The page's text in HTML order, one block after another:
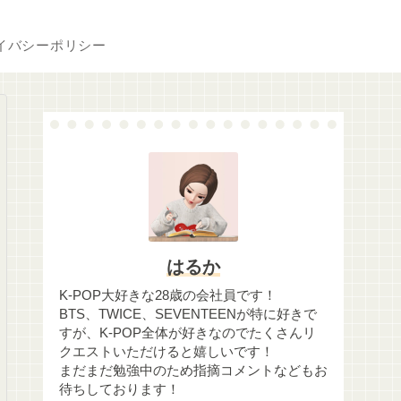
バシーポリシー
はるか
K-POP大好きな28歳の会社員です！
BTS、TWICE、SEVENTEENが特に好きで
すが、K-POP全体が好きなのでたくさんリ
クエストいただけると嬉しいです！
まだまだ勉強中のため指摘コメントなどもお
待ちしております！